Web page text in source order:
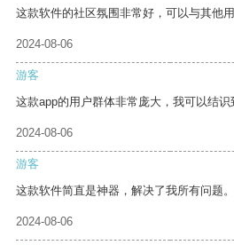
这款软件的社区氛围非常好，可以与其他
2024-08-06
游客
这款app的用户群体非常庞大，我可以结识
2024-08-06
游客
这款软件简直是神器，解决了我所有问题。
2024-08-06